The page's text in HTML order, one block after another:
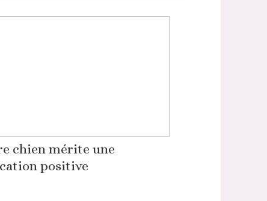
chien mérite une
positive